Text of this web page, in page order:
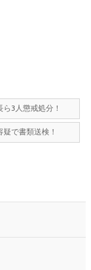
3人懲戒処分！
で書類送検！